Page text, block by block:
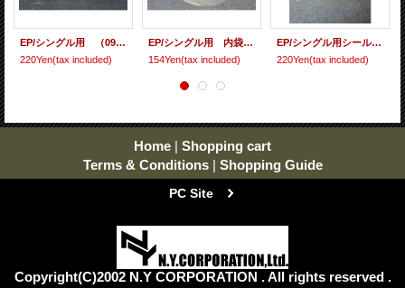
EP/シングル用 （09ビニール） 10枚セット[care-53]
220Yen(tax included)
EP/シングル用 内袋（丸底 保護袋) 10枚セット[care-51]
154Yen(tax included)
EP/シングル用シールド（フタノリ） 10枚セット[care-57]
220Yen(tax included)
Home | Shopping cart
Terms & Conditions | Shopping Guide
PC Site
Copyright(C)2002 N.Y CORPORATION . All rights reserved .